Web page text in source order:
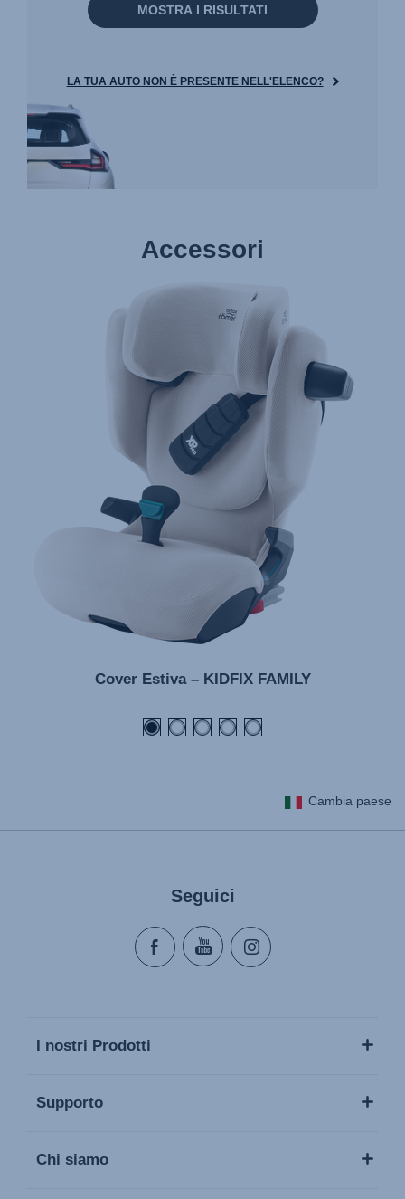
MOSTRA I RISULTATI
LA TUA AUTO NON È PRESENTE NELL'ELENCO?
Accessori
Cover Estiva – KIDFIX FAMILY
Cambia paese
Seguici
I nostri Prodotti
Supporto
Chi siamo